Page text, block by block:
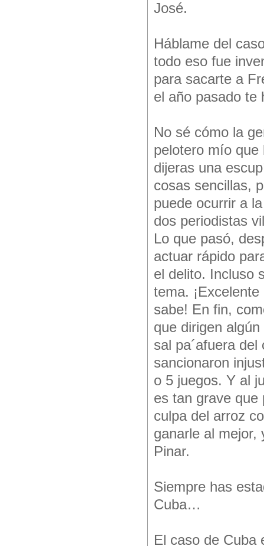
José.
Háblame del
todo eso fue
para sacarte a
el año pasado te
No sé cómo la
pelotero mío
dijeras una
cosas sencillas,
puede ocurrir a
dos periodistas
Lo que pasó,
actuar rápido
el delito. Incluso
tema.
sabe! En fin,
que dirigen
sal pa´afuera
sancionaron
o 5 juegos. Y al
es tan grave que
culpa del arroz
ganarle al mejor,
Pinar.
Siempre has
Cuba…
El caso de Cuba